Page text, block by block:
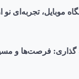
موبایل، تجربه‌ای
گذاری: فرصت‌ها و